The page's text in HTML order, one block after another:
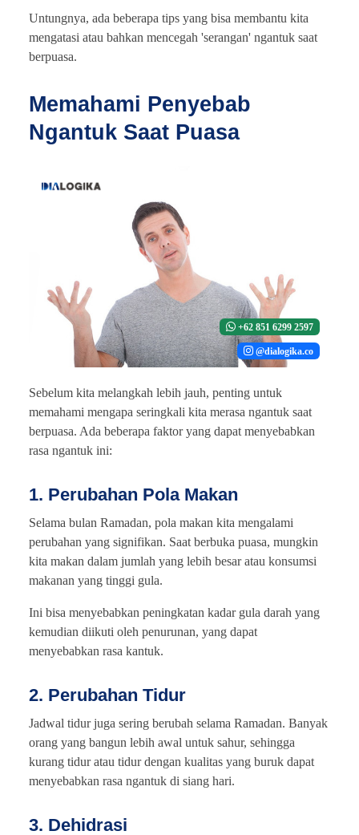
Untungnya, ada beberapa tips yang bisa membantu kita
mengatasi atau bahkan mencegah 'serangan' ngantuk saat
berpuasa.
Memahami Penyebab
Ngantuk Saat Puasa
+62 851 6299 2597
@dialogika.co
Sebelum kita melangkah lebih jauh, penting untuk
memahami mengapa seringkali kita merasa ngantuk saat
berpuasa. Ada beberapa faktor yang dapat menyebabkan
rasa ngantuk ini:
1. Perubahan Pola Makan
Selama bulan Ramadan, pola makan kita mengalami
perubahan yang signifikan. Saat berbuka puasa, mungkin
kita makan dalam jumlah yang lebih besar atau konsumsi
makanan yang tinggi gula.
Ini bisa menyebabkan peningkatan kadar gula darah yang
kemudian diikuti oleh penurunan, yang dapat
menyebabkan rasa kantuk.
2. Perubahan Tidur
Jadwal tidur juga sering berubah selama Ramadan. Banyak
orang yang bangun lebih awal untuk sahur, sehingga
kurang tidur atau tidur dengan kualitas yang buruk dapat
menyebabkan rasa ngantuk di siang hari.
3. Dehidrasi